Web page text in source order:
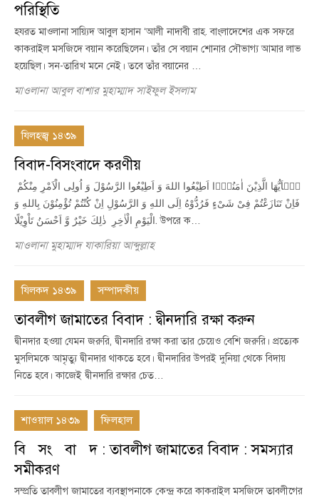
পরিস্থিতি
হযরত মাওলানা সায়্যিদ আবুল হাসান ‘আলী নাদাবী রাহ. বাংলাদেশের এক সফরে
কাকরাইল মসজিদে বয়ান করেছিলেন। তাঁর সে বয়ান শোনার সৌভাগ্য আমার লাভ
হয়েছিল। সন-তারিখ মনে নেই। তবে তাঁর বয়ানের …
মাওলানা আবুল বাশার মুহাম্মাদ সাইফুল ইসলাম
যিলহজ্ব ১৪৩৯
বিবাদ-বিসংবাদে করণীয়
یٰۤاَیُّهَا الَّذِیْنَ اٰمَنُوْۤا اَطِیْعُوا اللهَ وَ اَطِیْعُوا الرَّسُوْلَ وَ اُولِی الْاَمْرِ مِنْكُمْ
فَاِنْ تَنَازَعْتُمْ فِیْ شَیْءٍ فَرُدُّوْهُ اِلَی اللهِ وَ الرَّسُوْلِ اِنْ كُنْتُمْ تُؤْمِنُوْنَ بِاللهِ وَ
الْیَوْمِ الْاٰخِرِ ذٰلِكَ خَیْرٌ وَّ اَحْسَنُ تَاْوِیْلًا. উপরে ক…
মাওলানা মুহাম্মাদ যাকারিয়া আব্দুল্লাহ
যিলকদ ১৪৩৯ সম্পাদকীয়
তাবলীগ জামাতের বিবাদ : দ্বীনদারি রক্ষা করুন
দ্বীনদার হওয়া যেমন জরুরি, দ্বীনদারি রক্ষা করা তার চেয়েও বেশি জরুরি। প্রত্যেক
মুসলিমকে আমৃত্যু দ্বীনদার থাকতে হবে। দ্বীনদারির উপরই দুনিয়া থেকে বিদায়
নিতে হবে। কাজেই দ্বীনদারি রক্ষার চেত…
শাওয়াল ১৪৩৯ ফিলহাল
বি সং বা দ : তাবলীগ জামাতের বিবাদ : সমস্যার
সমীকরণ
সম্প্রতি তাবলীগ জামাতের ব্যবস্থাপনাকে কেন্দ্র করে কাকরাইল মসজিদে তাবলীগের